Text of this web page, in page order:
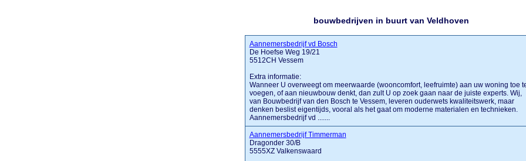
bouwbedrijven in buurt van Veldhoven
Aannemersbedrijf vd Bosch
De Hoefse Weg 19/21
5512CH Vessem
Extra informatie:
Wanneer U overweegt om meerwaarde (wooncomfort, leefruimte) aan uw woning toe
voegen, of aan nieuwbouw denkt, dan zult U op zoek gaan naar de juiste experts. Wij,
van Bouwbedrijf van den Bosch te Vessem, leveren ouderwets kwaliteitswerk, maar
denken beslist eigentijds, vooral als het gaat om moderne materialen en technieken.
Aannemersbedrijf vd .......
Aannemersbedrijf Timmerman
Dragonder 30/B
5555XZ Valkenswaard